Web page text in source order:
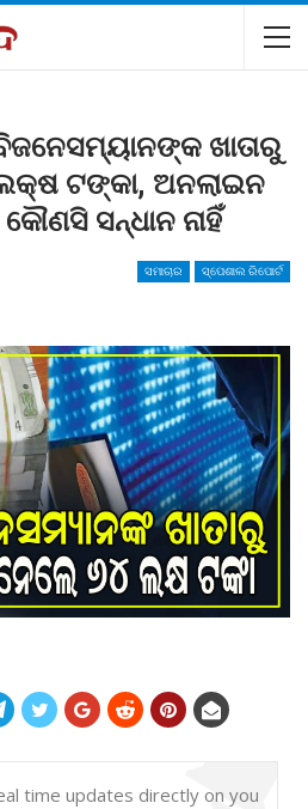
ଖାତାରୁ
ଟଙ୍କା, ଅନଲାଇନ
ସନ୍ଧାନ ନାହିଁ
ସମାଚାର ସ୍ପେଶାଲ ରିପୋର୍ଟ
time updates directly on you